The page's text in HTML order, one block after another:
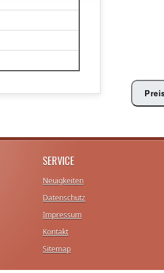
SERVICE
Neuigkeiten
Datenschutz
Impressum
Kontakt
Sitemap